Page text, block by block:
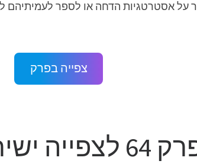
על אסטרטגיות הדחה או לספר לעמיתיהם
צפייה בפרק